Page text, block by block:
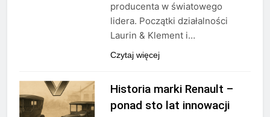
producenta w światowego
lidera. Początki działalności
Laurin & Klement i…
Czytaj więcej
Historia marki Renault –
ponad sto lat innowacji